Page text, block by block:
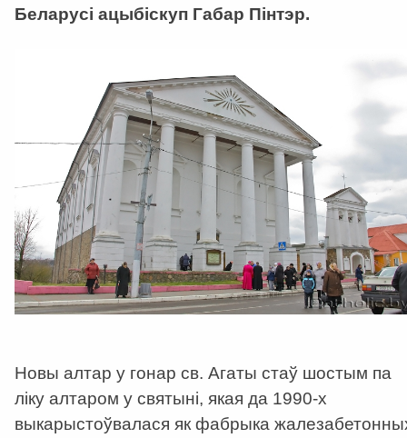
Беларусі ацыбіскуп Габар Пінтэр.
Новы алтар у гонар св. Агаты стаў шостым па
ліку алтаром у святыні, якая да 1990-х
выкарыстоўвалася як фабрыка